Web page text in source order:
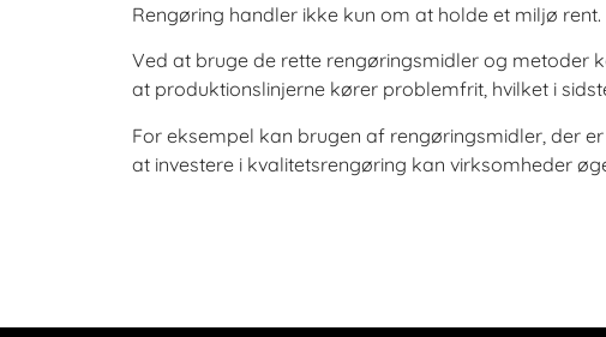
Rengøring handler ikke kun om at holde et miljø
Ved at bruge de rette rengøringsmidler og metoder
at produktionslinjerne kører problemfrit, hvilket i
For eksempel kan brugen af rengøringsmidler, der
at investere i kvalitetsrengøring kan virksomheder